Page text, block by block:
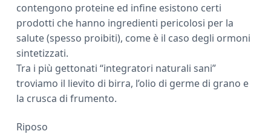
contengono proteine ed infine esistono certi
prodotti che hanno ingredienti pericolosi per la
salute (spesso proibiti), come è il caso degli ormoni
sintetizzati.
Tra i più gettonati “integratori naturali sani”
troviamo il lievito di birra, l’olio di germe di grano e
la crusca di frumento.
Riposo